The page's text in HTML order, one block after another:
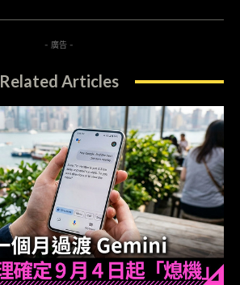
- 廣告 -
Related Articles